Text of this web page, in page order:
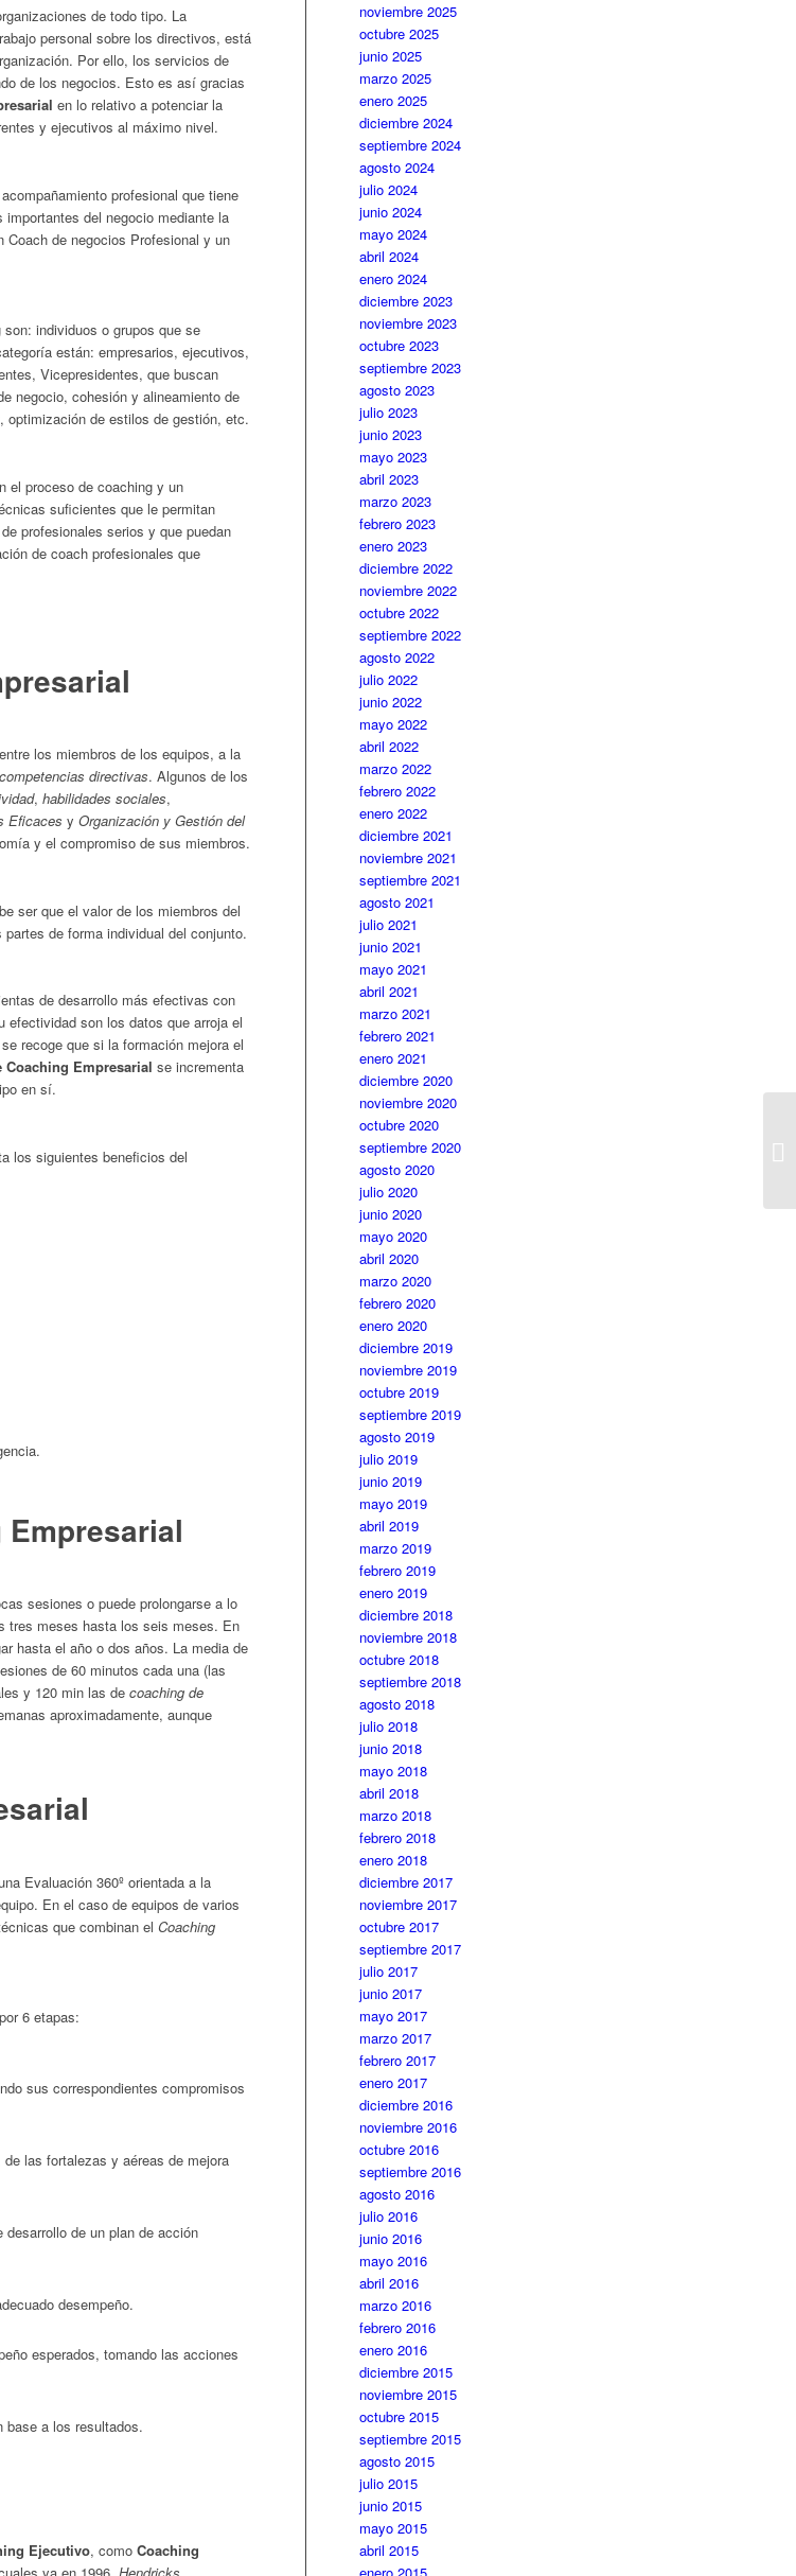
de todo tipo. La
personal sobre los directivos, está
Por ello, los servicios de
de los negocios. Esto es así gracias
en lo relativo a potenciar la
y ejecutivos al máximo nivel.
profesional que tiene
del negocio mediante la
de negocios Profesional y un
individuos o grupos que se
están: empresarios, ejecutivos,
Vicepresidentes, que buscan
negocio, cohesión y alineamiento de
optimización de estilos de gestión, etc.
el proceso de coaching y un
suficientes que le permitan
profesionales serios y que puedan
de coach profesionales que
los miembros de los equipos, a la
competencias directivas. Algunos de los
, habilidades sociales,
Eficaces y Organización y Gestión del
y el compromiso de sus miembros.
ser que el valor de los miembros del
de forma individual del conjunto.
de desarrollo más efectivas con
efectividad son los datos que arroja el
recoge que si la formación mejora el
Coaching Empresarial se incrementa
en sí.
los siguientes beneficios del
sesiones o puede prolongarse a lo
tres meses hasta los seis meses. En
hasta el año o dos años. La media de
de 60 minutos cada una (las
y 120 min las de coaching de
aproximadamente, aunque
Evaluación 360º orientada a la
En el caso de equipos de varios
que combinan el Coaching
6 etapas:
sus correspondientes compromisos
las fortalezas y aéreas de mejora
de un plan de acción
desempeño.
esperados, tomando las acciones
base a los resultados.
Ejecutivo, como Coaching
noviembre 2025
octubre 2025
junio 2025
marzo 2025
enero 2025
diciembre 2024
septiembre 2024
agosto 2024
julio 2024
junio 2024
mayo 2024
abril 2024
enero 2024
diciembre 2023
noviembre 2023
octubre 2023
septiembre 2023
agosto 2023
julio 2023
junio 2023
mayo 2023
abril 2023
marzo 2023
febrero 2023
enero 2023
diciembre 2022
noviembre 2022
octubre 2022
septiembre 2022
agosto 2022
julio 2022
junio 2022
mayo 2022
abril 2022
marzo 2022
febrero 2022
enero 2022
diciembre 2021
noviembre 2021
septiembre 2021
agosto 2021
julio 2021
junio 2021
mayo 2021
abril 2021
marzo 2021
febrero 2021
enero 2021
diciembre 2020
noviembre 2020
octubre 2020
septiembre 2020
agosto 2020
julio 2020
junio 2020
mayo 2020
abril 2020
marzo 2020
febrero 2020
enero 2020
diciembre 2019
noviembre 2019
octubre 2019
septiembre 2019
agosto 2019
julio 2019
junio 2019
mayo 2019
abril 2019
marzo 2019
febrero 2019
enero 2019
diciembre 2018
noviembre 2018
octubre 2018
septiembre 2018
agosto 2018
julio 2018
junio 2018
mayo 2018
abril 2018
marzo 2018
febrero 2018
enero 2018
diciembre 2017
noviembre 2017
octubre 2017
septiembre 2017
julio 2017
junio 2017
mayo 2017
marzo 2017
febrero 2017
enero 2017
diciembre 2016
noviembre 2016
octubre 2016
septiembre 2016
agosto 2016
julio 2016
junio 2016
mayo 2016
abril 2016
marzo 2016
febrero 2016
enero 2016
diciembre 2015
noviembre 2015
octubre 2015
septiembre 2015
agosto 2015
julio 2015
junio 2015
mayo 2015
abril 2015